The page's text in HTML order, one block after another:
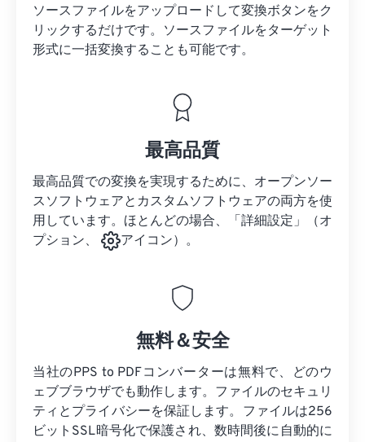
ソースファイルをアップロードして変換ボタンをク
リックするだけです。 ソースファイルをターゲット
形式に一括変換することも可能です。
最高品質
最高品質での変換を実現するために、オープンソー
スソフトウェアとカスタムソフトウェアの両方を使
用しています。ほとんどの場合、「詳細設定」（オ
プション、
アイコン）。
無料＆安全
当社のPPS to PDFコンバーターは無料で、どのウ
ェブブラウザでも動作します。ファイルのセキュリ
ティとプライバシーを保証します。ファイルは256
ビットSSL暗号化で保護され、数時間後に自動的に